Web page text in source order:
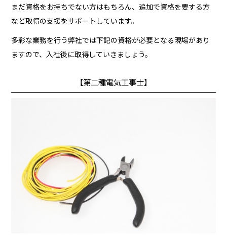
まだ資格をお持ちでない方はもちろん、追加で資格を要する方
など取得の支援をサポートしています。
多彩な業務を行う弊社では下記の資格が必要となる現場があり
ますので、入社後に取得していきましょう。
【第二種電気工事士】